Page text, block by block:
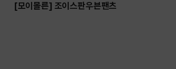
[모이몰른] 조이스판우븐팬츠